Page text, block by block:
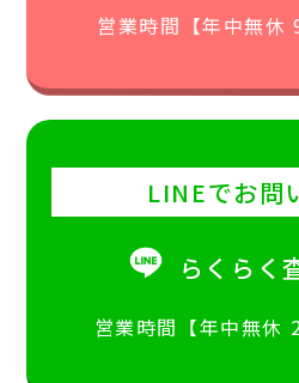
営業時間【年中無休
LINEでお問
らくらく
営業時間【年中無休